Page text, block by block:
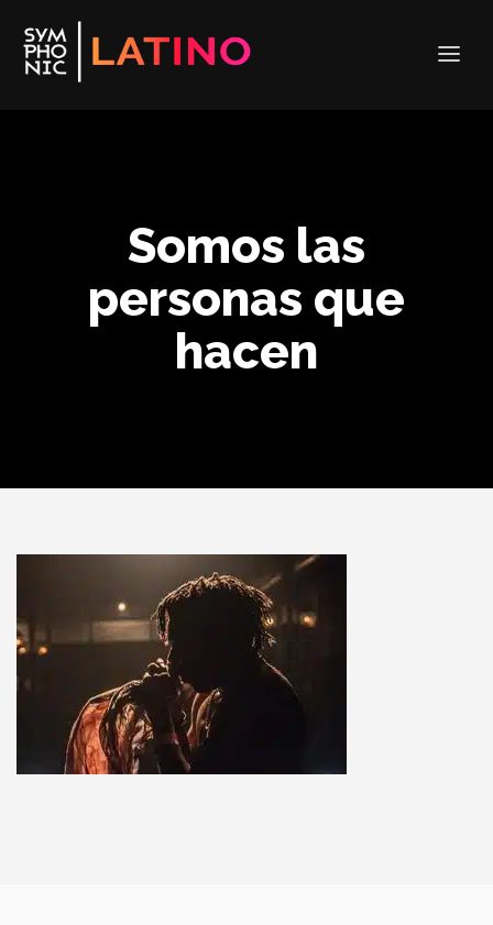
Somos las
personas que
hacen